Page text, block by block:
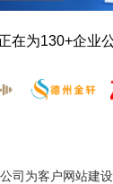
在为130+企业
司为客户网站建